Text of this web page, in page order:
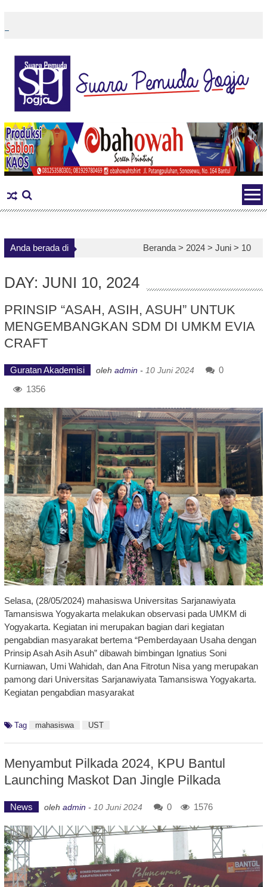
content
Anda berada di Beranda > 2024 >Juni > 10
DAY: JUNI 10, 2024
PRINSIP “ASAH, ASIH, ASUH” UNTUK
MENGEMBANGKAN SDM DI UMKM EVIA
CRAFT
Guratan Akademisi oleh admin - 10 Juni 2024
0
1356
Selasa, (28/05/2024) mahasiswa Universitas Sarjanawiyata
Tamansiswa Yogyakarta melakukan observasi pada UMKM di
Yogyakarta. Kegiatan ini merupakan bagian dari kegiatan
pengabdian masyarakat bertema “Pemberdayaan Usaha dengan
Prinsip Asah Asih Asuh” dibawah bimbingan Ignatius Soni
Kurniawan, Umi Wahidah, dan Ana Fitrotun Nisa yang merupakan
pamong dari Universitas Sarjanawiyata Tamansiswa Yogyakarta.
Kegiatan pengabdian masyarakat
Tag mahasiswa UST
Menyambut Pilkada 2024, KPU Bantul
Launching Maskot Dan Jingle Pilkada
News oleh admin - 10 Juni 2024 0 1576